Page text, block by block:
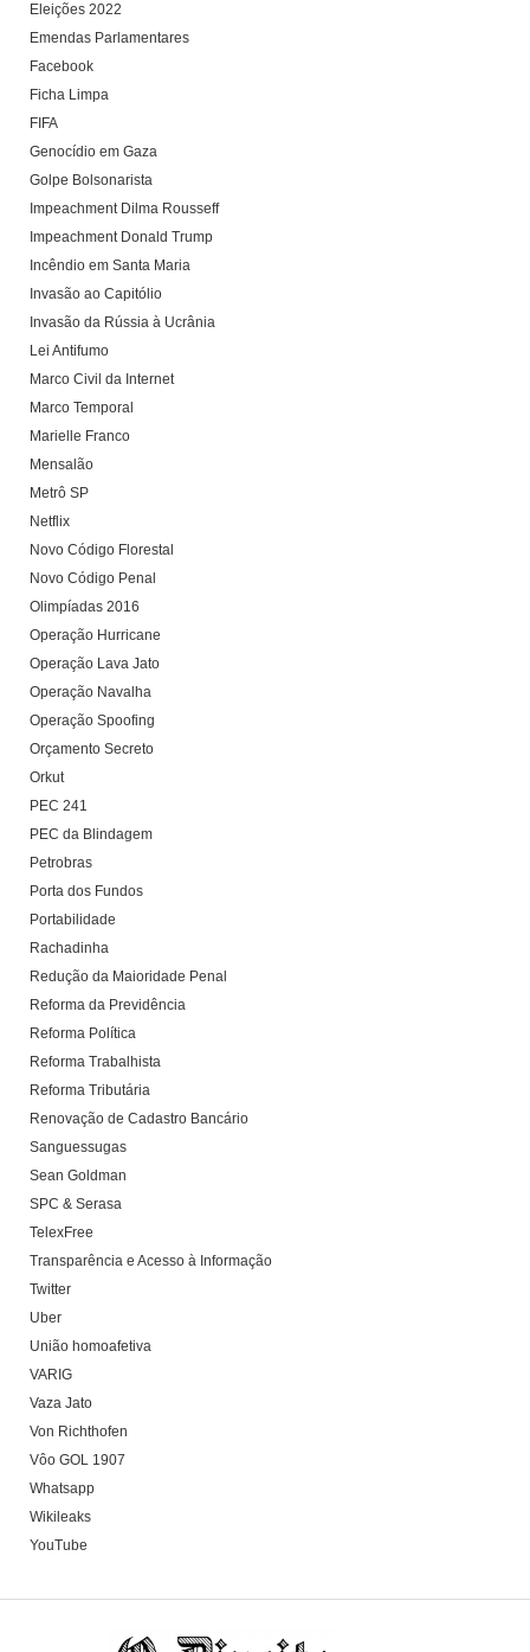
Eleições 2022
Emendas Parlamentares
Facebook
Ficha Limpa
FIFA
Genocídio em Gaza
Golpe Bolsonarista
Impeachment Dilma Rousseff
Impeachment Donald Trump
Incêndio em Santa Maria
Invasão ao Capitólio
Invasão da Rússia à Ucrânia
Lei Antifumo
Marco Civil da Internet
Marco Temporal
Marielle Franco
Mensalão
Metrô SP
Netflix
Novo Código Florestal
Novo Código Penal
Olimpíadas 2016
Operação Hurricane
Operação Lava Jato
Operação Navalha
Operação Spoofing
Orçamento Secreto
Orkut
PEC 241
PEC da Blindagem
Petrobras
Porta dos Fundos
Portabilidade
Rachadinha
Redução da Maioridade Penal
Reforma da Previdência
Reforma Política
Reforma Trabalhista
Reforma Tributária
Renovação de Cadastro Bancário
Sanguessugas
Sean Goldman
SPC & Serasa
TelexFree
Transparência e Acesso à Informação
Twitter
Uber
União homoafetiva
VARIG
Vaza Jato
Von Richthofen
Vôo GOL 1907
Whatsapp
Wikileaks
YouTube